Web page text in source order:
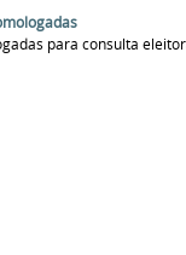
para consulta